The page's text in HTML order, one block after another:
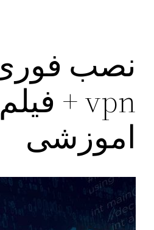
vpn + فیلم
اموزشی